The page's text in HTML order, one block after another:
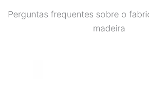
Perguntas frequentes sobre o
madeira